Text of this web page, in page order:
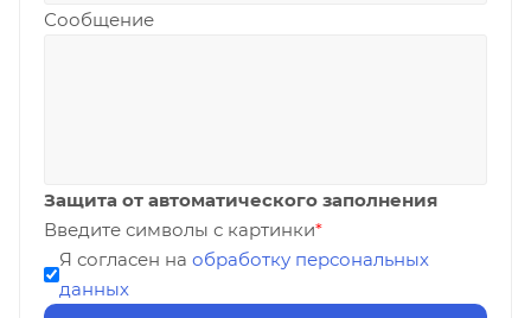
Сообщение
Защита от автоматического заполнения
Введите символы с картинки*
Я согласен на обработку персональных
данных